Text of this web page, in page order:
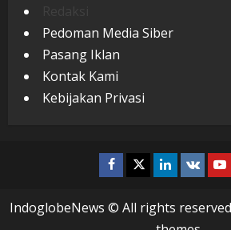
Pedoman Media Siber
Pasang Iklan
Kontak Kami
Kebijakan Privasi
Facebook
TwitterLinkedin
VK
IndoglobeNews © All rights